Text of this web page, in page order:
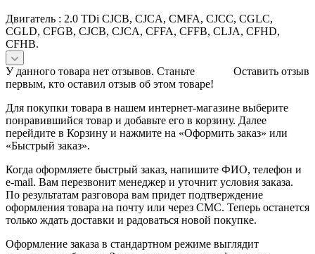
Двигатель : 2.0 TDi CJCB, CJCA, CMFA, CJCC, CGLC,
CGLD, CFGB, CJCB, CJCA, CFFA, CFFB, CLJA, CFHD,
CFHB.
Оставить отзыв
У данного товара нет отзывов. Станьте
первым, кто оставил отзыв об этом товаре!
Для покупки товара в нашем интернет-магазине выберите
понравившийся товар и добавьте его в корзину. Далее
перейдите в Корзину и нажмите на «Оформить заказ» или
«Быстрый заказ».
Когда оформляете быстрый заказ, напишите ФИО, телефон и
e-mail. Вам перезвонит менеджер и уточнит условия заказа.
По результатам разговора вам придет подтверждение
оформления товара на почту или через СМС. Теперь останется
только ждать доставки и радоваться новой покупке.
Оформление заказа в стандартном режиме выглядит